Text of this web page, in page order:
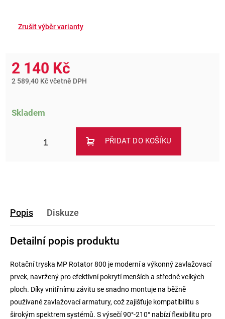
2 140 Kč
2 589,40 Kč včetně DPH
Skladem
PŘIDAT DO KOŠÍKU
Popis Diskuze
Detailní popis produktu
Rotační tryska MP Rotator 800 je moderní a výkonný zavlažovací
prvek, navržený pro efektivní pokrytí menších a středně velkých
ploch. Díky vnitřnímu závitu se snadno montuje na běžně
používané zavlažovací armatury, což zajišťuje kompatibilitu s
širokým spektrem systémů. S výsečí 90°-210° nabízí flexibilitu pro